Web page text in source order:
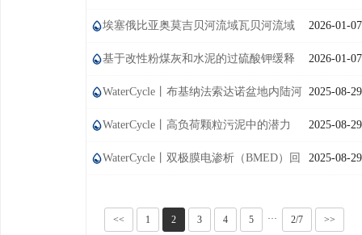
湖沉积物中金属生态风险的新型综合毒性指标
（CTI）
2026-01-07
埃塞俄比亚奥莫吉贝河流域瓦贝河流域
水文气象与地理空间数据耦合的地下水远景区评价
2026-01-07
基于改性粉煤灰和水泥的过硫酸钾缓释
抑藻剂的性能及应用 2025-08-29
WaterCycle丨布基纳法索达诺盆地内陆河
谷农业系统内的水资源利用 2025-08-29
WaterCycle丨高负荷颗粒污泥中的潜力
股：慢速生长微生物 2025-08-29
WaterCycle丨双极膜电渗析（BMED）回
<< 1 2 3 4 5 ··· 2/7 >>